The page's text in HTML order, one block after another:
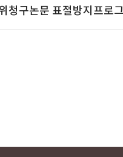
청구논문 표절방지프로